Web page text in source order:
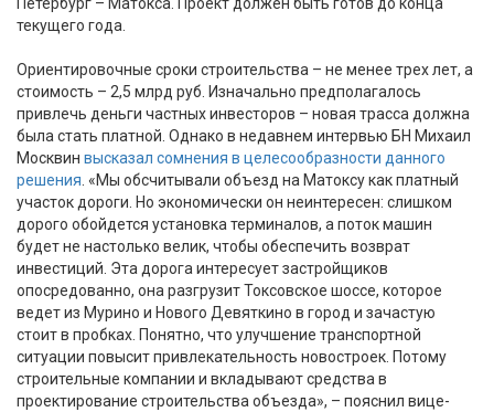
текущего года.
Ориентировочные сроки строительства – не менее трех лет, а
стоимость – 2,5 млрд руб. Изначально предполагалось
привлечь деньги частных инвесторов – новая трасса должна
была стать платной. Однако в недавнем интервью БН Михаил
Москвин высказал сомнения в целесообразности данного
решения . «Мы обсчитывали объезд на Матоксу как платный
участок дороги. Но экономически он неинтересен: слишком
дорого обойдется установка терминалов, а поток машин
будет не настолько велик, чтобы обеспечить возврат
инвестиций. Эта дорога интересует застройщиков
опосредованно, она разгрузит Токсовское шоссе, которое
ведет из Мурино и Нового Девяткино в город и зачастую
стоит в пробках. Понятно, что улучшение транспортной
ситуации повысит привлекательность новостроек. Потому
строительные компании и вкладывают средства в
проектирование строительства объезда», – пояснил вице-